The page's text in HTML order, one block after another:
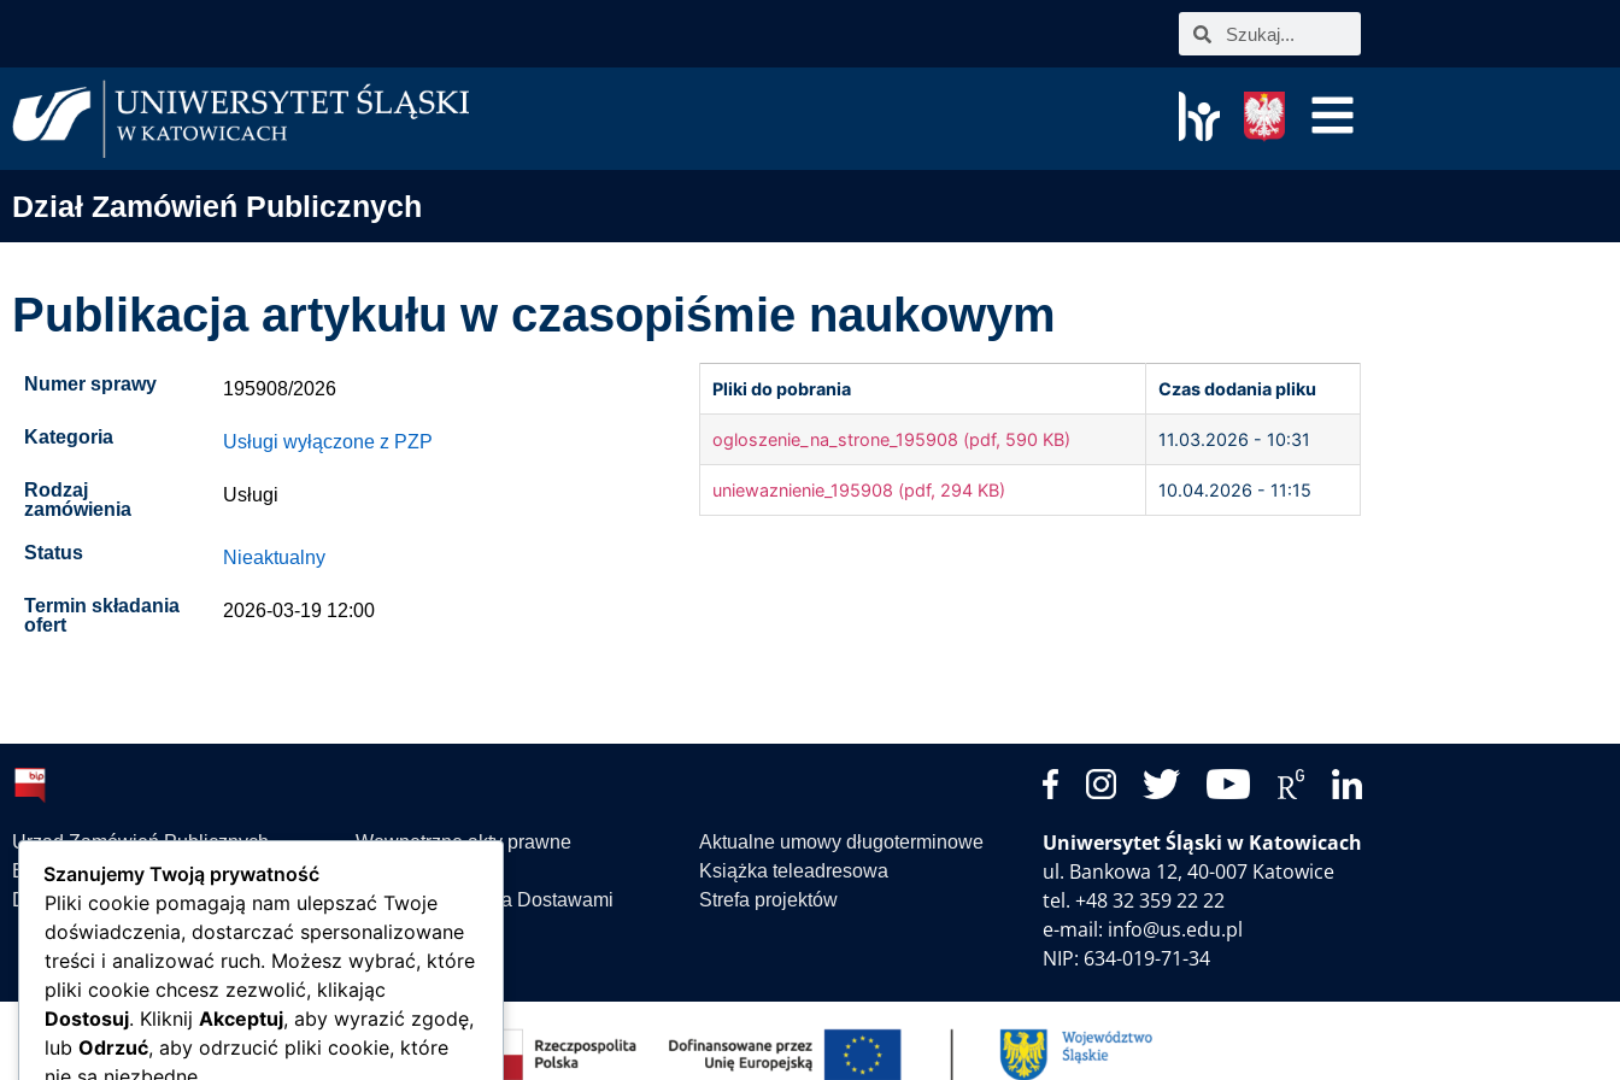
Dział Zamówień Publicznych
Publikacja artykułu w czasopiśmie naukowym
Numer sprawy 195908/2026
Kategoria Usługi wyłączone z PZP
Rodzaj
zamówienia
Usługi
Status Nieaktualny
Termin składania
ofert
2026-03-19 12:00
Pliki do pobrania Czas dodania pliku
ogloszenie_na_strone_195908 (pdf, 590 KB) 11.03.2026 - 10:31
uniewaznienie_195908 (pdf, 294 KB) 10.04.2026 - 11:15
Urząd Zamówień Publicznych
Biuletyn Zamówień Publicznych
Dziennik Urzędowy Unii Europejskiej
Wewnętrzne akty prawne
Dział Zarządzania Dostawami
Aktualne umowy długoterminowe
Książka teleadresowa
Strefa projektów
Uniwersytet Śląski w Katowicach
ul. Bankowa 12, 40-007 Katowice
tel. +48 32 359 22 22
e-mail: info@us.edu.pl
NIP: 634-019-71-34
Szanujemy Twoją prywatność
Pliki cookie pomagają nam ulepszać Twoje
doświadczenia, dostarczać spersonalizowane
treści i analizować ruch. Możesz wybrać, które
pliki cookie chcesz zezwolić, klikając
Dostosuj. Kliknij Akceptuj, aby wyrazić zgodę,
lub Odrzuć, aby odrzucić pliki cookie, które